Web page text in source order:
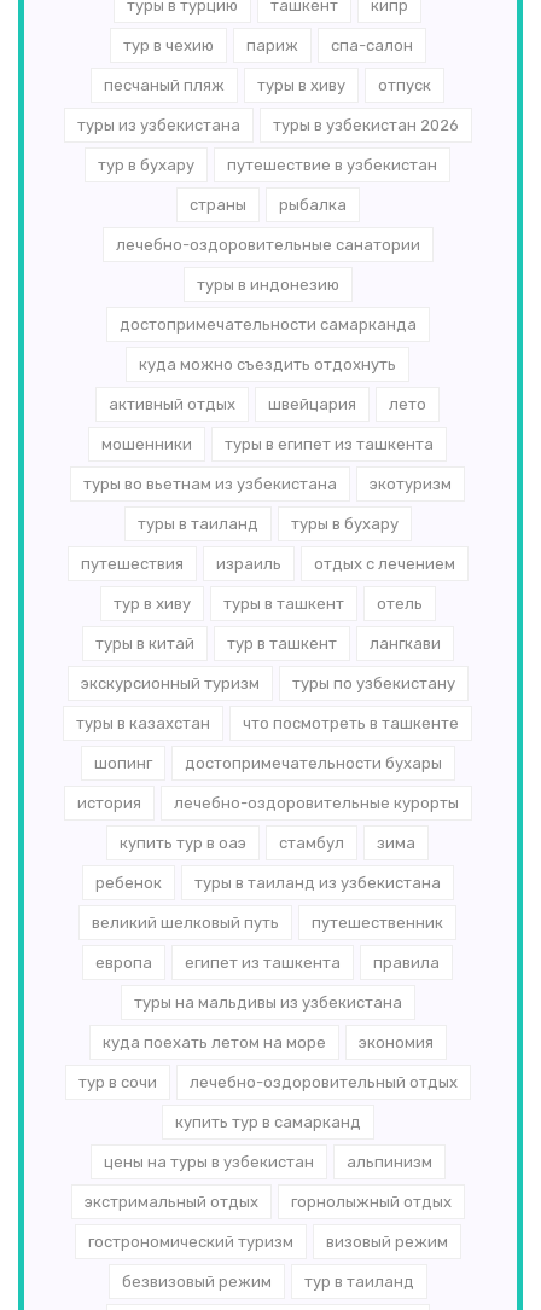
туры в турцию ташкент кипр
тур в чехию париж спа-салон
песчаный пляж туры в хиву отпуск
туры из узбекистана туры в узбекистан 2026
тур в бухару путешествие в узбекистан
страны рыбалка
лечебно-оздоровительные санатории
туры в индонезию
достопримечательности самарканда
куда можно съездить отдохнуть
активный отдых швейцария лето
мошенники туры в египет из ташкента
туры во вьетнам из узбекистана экотуризм
туры в таиланд туры в бухару
путешествия израиль отдых с лечением
тур в хиву туры в ташкент отель
туры в китай тур в ташкент лангкави
экскурсионный туризм туры по узбекистану
туры в казахстан что посмотреть в ташкенте
шопинг достопримечательности бухары
история лечебно-оздоровительные курорты
купить тур в оаэ стамбул зима
ребенок туры в таиланд из узбекистана
великий шелковый путь путешественник
европа египет из ташкента правила
туры на мальдивы из узбекистана
куда поехать летом на море экономия
тур в сочи лечебно-оздоровительный отдых
купить тур в самарканд
цены на туры в узбекистан альпинизм
экстримальный отдых горнолыжный отдых
гострономический туризм визовый режим
безвизовый режим тур в таиланд